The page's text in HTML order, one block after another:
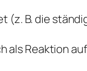
(z. B. die
als Reaktion